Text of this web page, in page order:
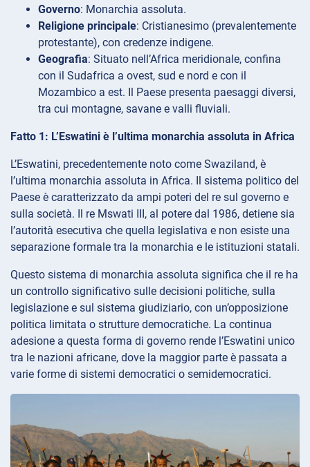
Governo: Monarchia assoluta.
Religione principale: Cristianesimo (prevalentemente
protestante), con credenze indigene.
Geografia: Situato nell’Africa meridionale, confina
con il Sudafrica a ovest, sud e nord e con il
Mozambico a est. Il Paese presenta paesaggi diversi,
tra cui montagne, savane e valli fluviali.
Fatto 1: L’Eswatini è l’ultima monarchia assoluta in Africa
L’Eswatini, precedentemente noto come Swaziland, è
l’ultima monarchia assoluta in Africa. Il sistema politico del
Paese è caratterizzato da ampi poteri del re sul governo e
sulla società. Il re Mswati III, al potere dal 1986, detiene sia
l’autorità esecutiva che quella legislativa e non esiste una
separazione formale tra la monarchia e le istituzioni statali.
Questo sistema di monarchia assoluta significa che il re ha
un controllo significativo sulle decisioni politiche, sulla
legislazione e sul sistema giudiziario, con un’opposizione
politica limitata o strutture democratiche. La continua
adesione a questa forma di governo rende l’Eswatini unico
tra le nazioni africane, dove la maggior parte è passata a
varie forme di sistemi democratici o semidemocratici.